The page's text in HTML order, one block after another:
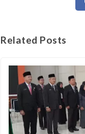
Related Posts